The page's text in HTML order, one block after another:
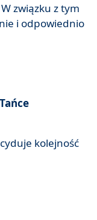
związku z tym
i odpowiednio
kolejność